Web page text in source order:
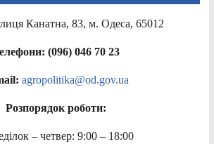
Канатна, 83, м. Одеса, 65012
(096) 046 70 23
agropolitika@od.gov.ua
Розпорядок роботи:
– четвер: 9:00 – 18:00